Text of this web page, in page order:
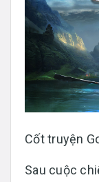
Cốt truyện
Sau cuộc